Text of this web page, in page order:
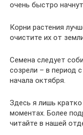
очень быстро
Корни растения
очистите их от
Семена следует
созрели – в период
начала октября.
Здесь я лишь
моментах. Более
читайте в нашей